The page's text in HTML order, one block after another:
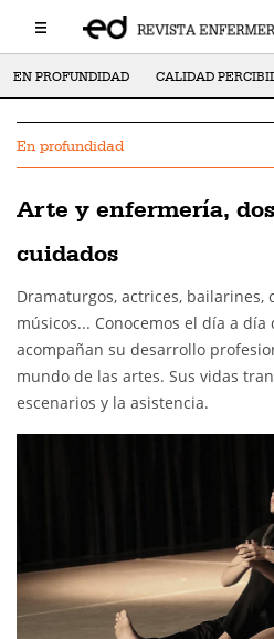
EN PROFUNDIDAD CALIDAD
En profundidad
Arte y enfermería,
cuidados
Dramaturgos, actrices, bailarines,
músicos... Conocemos el día a
acompañan su desarrollo
mundo de las artes. Sus vidas
escenarios y la asistencia.